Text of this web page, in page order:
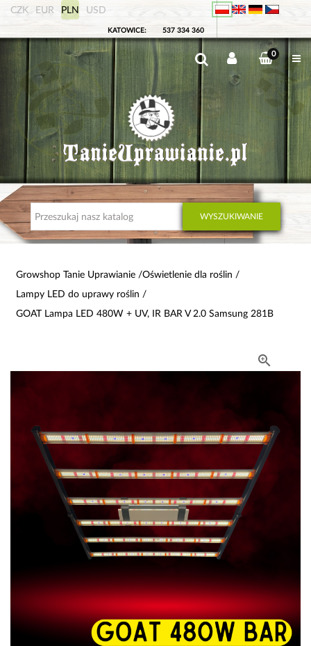
CZK EUR PLN USD
KATOWICE: 537 334 360
0
WYSZUKIWANIE
Growshop Tanie Uprawianie Oświetlenie dla roślin
Lampy LED do uprawy roślin
GOAT Lampa LED 480W + UV, IR BAR V 2.0 Samsung 281B
